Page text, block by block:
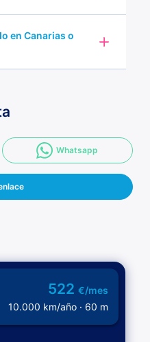
en Canarias o
Whatsapp
522 €/mes
10.000 km/año · 60 m